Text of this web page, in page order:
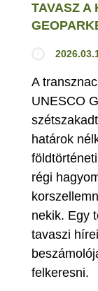
TAVASZ A
A
UNESCO
határok
régi
nekik. Egy
tavaszi
felkeresni.